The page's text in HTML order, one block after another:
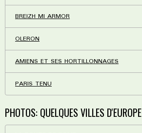
BREIZH MI ARMOR
OLERON
AMIENS ET SES HORTILLONNAGES
PARIS TENU
PHOTOS: QUELQUES VILLES D'EUROPE